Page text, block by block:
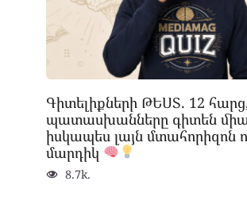
Գիտելիքների ԹԵՍՏ. 12
պատասխանները գիտեն
իսկապես լայն մտահորիզոն
մարդիկ
8.7k.